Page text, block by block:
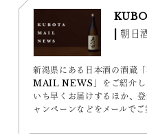
| 朝日
新潟県にある日本酒の酒蔵
MAIL NEWS」をご紹介し
いち早くお届けするほか、
ャンペーンなどをメールでご